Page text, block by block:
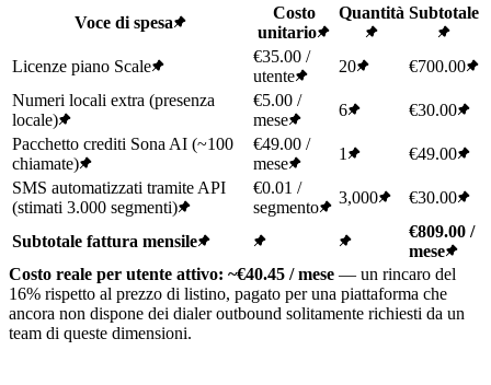
Voce di spesa
Costo
unitario
Quantità Subtotale
Licenze piano Scale
€35.00 /
utente
20
€700.00
Numeri locali extra (presenza
locale)
€5.00 /
mese
6
€30.00
Pacchetto crediti Sona AI (~100
chiamate)
€49.00 /
mese
1
€49.00
SMS automatizzati tramite API
(stimati 3.000 segmenti)
€0.01 /
segmento
3,000 €30.00
Subtotale fattura mensile
€809.00 /
mese
Costo reale per utente attivo: ~€40.45 / mese — un rincaro del
16% rispetto al prezzo di listino, pagato per una piattaforma che
ancora non dispone dei dialer outbound solitamente richiesti da un
team di queste dimensioni.